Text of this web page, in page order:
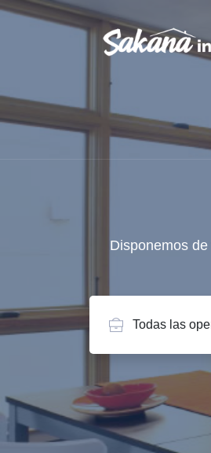
Disponemos de